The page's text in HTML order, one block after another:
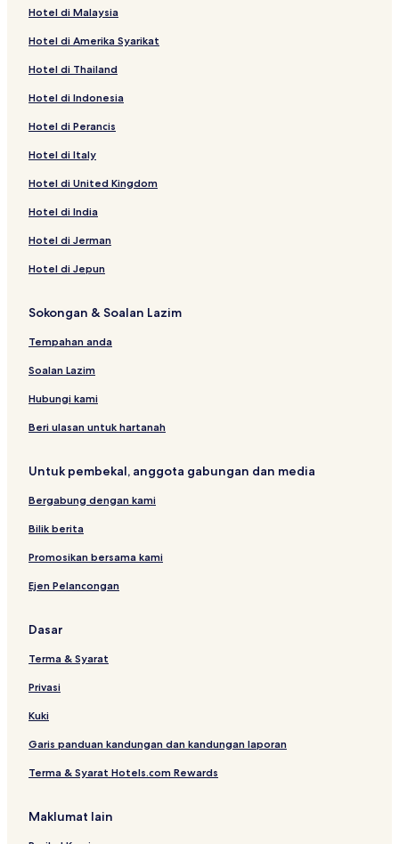
Hotel di Malaysia
Hotel di Amerika Syarikat
Hotel di Thailand
Hotel di Indonesia
Hotel di Perancis
Hotel di Italy
Hotel di United Kingdom
Hotel di India
Hotel di Jerman
Hotel di Jepun
Sokongan & Soalan Lazim
Tempahan anda
Soalan Lazim
Hubungi kami
Beri ulasan untuk hartanah
Untuk pembekal, anggota gabungan dan media
Bergabung dengan kami
Bilik berita
Promosikan bersama kami
Ejen Pelancongan
Dasar
Terma & Syarat
Privasi
Kuki
Garis panduan kandungan dan kandungan laporan
Terma & Syarat Hotels.com Rewards
Maklumat lain